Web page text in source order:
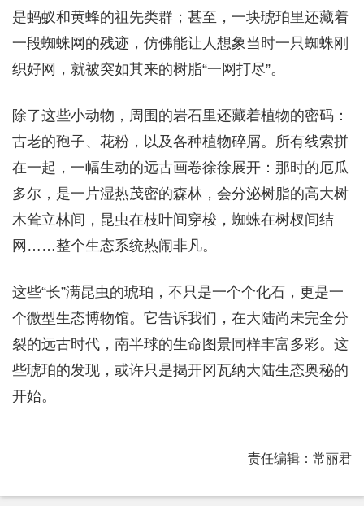
是蚂蚁和黄蜂的祖先类群；甚至，一块琥珀里还藏着
一段蜘蛛网的残迹，仿佛能让人想象当时一只蜘蛛刚
织好网，就被突如其来的树脂“一网打尽”。
除了这些小动物，周围的岩石里还藏着植物的密码：
古老的孢子、花粉，以及各种植物碎屑。所有线索拼
在一起，一幅生动的远古画卷徐徐展开：那时的厄瓜
多尔，是一片湿热茂密的森林，会分泌树脂的高大树
木耸立林间，昆虫在枝叶间穿梭，蜘蛛在树杈间结
网……整个生态系统热闹非凡。
这些“长”满昆虫的琥珀，不只是一个个化石，更是一
个微型生态博物馆。它告诉我们，在大陆尚未完全分
裂的远古时代，南半球的生命图景同样丰富多彩。这
些琥珀的发现，或许只是揭开冈瓦纳大陆生态奥秘的
开始。
责任编辑：常丽君